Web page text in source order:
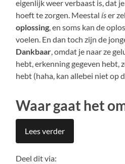
eigenlijk weer verbaast is, dat
hoeft te zorgen. Meestal íser
oplossing , en soms kan de
voelen. En dan toch zijn de
Dankbaar , omdat je naar ze
hebt, erkenning gegeven hebt,
hebt (haha, kan allebei niet op
Waar gaat het
Lees verder
Deel dit via: